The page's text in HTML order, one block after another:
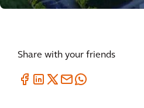
Share with your friends